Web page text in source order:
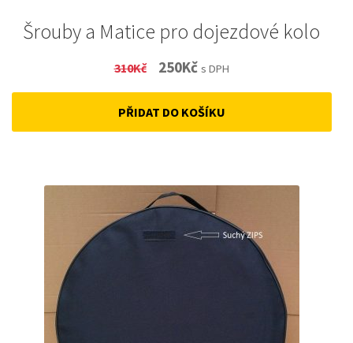
Šrouby a Matice pro dojezdové kolo
310Kč
Original
price
was:
250KčCurrent
price
is:
s DPH
PŘIDAT DO KOŠÍKU